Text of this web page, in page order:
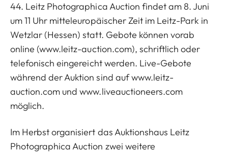
44. Leitz Photographica Auction findet am 8. Juni
um 11 Uhr mitteleuropäischer Zeit im Leitz-Park in
Wetzlar (Hessen) statt. Gebote können vorab
online (www.leitz-auction.com), schriftlich oder
telefonisch eingereicht werden. Live-Gebote
während der Auktion sind aufwww.leitz-
auction.com undwww.liveauctioneers.com
möglich.
Im Herbst organisiert das Auktionshaus Leitz
Photographica Auction zwei weitere